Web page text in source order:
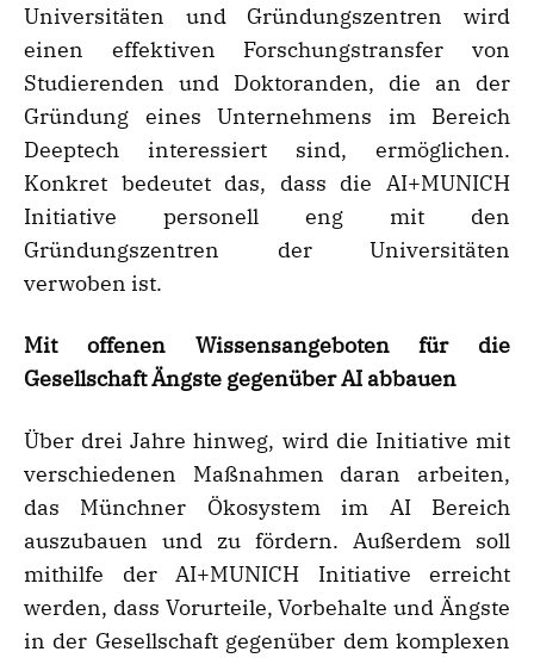
Universitäten und Gründungszentren wird
einen effektiven Forschungstransfer von
Studierenden und Doktoranden, die an der
Gründung eines Unternehmens im Bereich
Deeptech interessiert sind, ermöglichen.
Konkret bedeutet das, dass die AI+MUNICH
Initiative personell eng mit den
Gründungszentren der Universitäten
verwoben ist.
Mit offenen Wissensangeboten für die
Gesellschaft Ängste gegenüber AI abbauen
Über drei Jahre hinweg, wird die Initiative mit
verschiedenen Maßnahmen daran arbeiten,
das Münchner Ökosystem im AI Bereich
auszubauen und zu fördern. Außerdem soll
mithilfe der AI+MUNICH Initiative erreicht
werden, dass Vorurteile, Vorbehalte und Ängste
in der Gesellschaft gegenüber dem komplexen